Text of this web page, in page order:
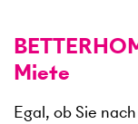
Miete
Egal, ob Sie